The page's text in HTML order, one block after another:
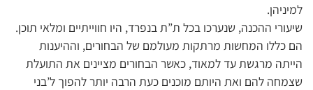
למיניהן.
שיעורי ההכנה, שנערכו בכל ת”ת בנפרד, היו חווייתיים ומלאי תוכן.
הם כללו המחשות מרתקות מעולמם של הבחורים, וההיענות
הייתה מרגשת עד למאוד, כאשר הבחורים מציינים את התועלת
שצמחה להם ואת היותם מוכנים כעת הרבה יותר להפוך ל’בני